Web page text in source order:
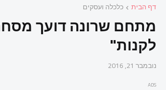
דף הבית כלכלה ועסקים
מתחם שרונה דועך
לקנות"
נובמבר 21, 2016
ADS